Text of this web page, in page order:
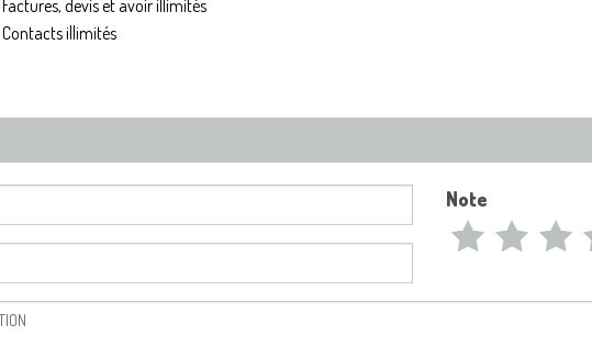
Factures, devis et avoir illimités
Contacts illimités
Note